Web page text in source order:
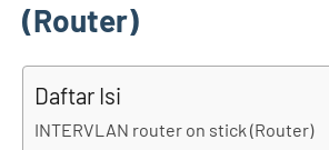
(Router)
Daftar Isi
INTERVLAN router on stick (Router)